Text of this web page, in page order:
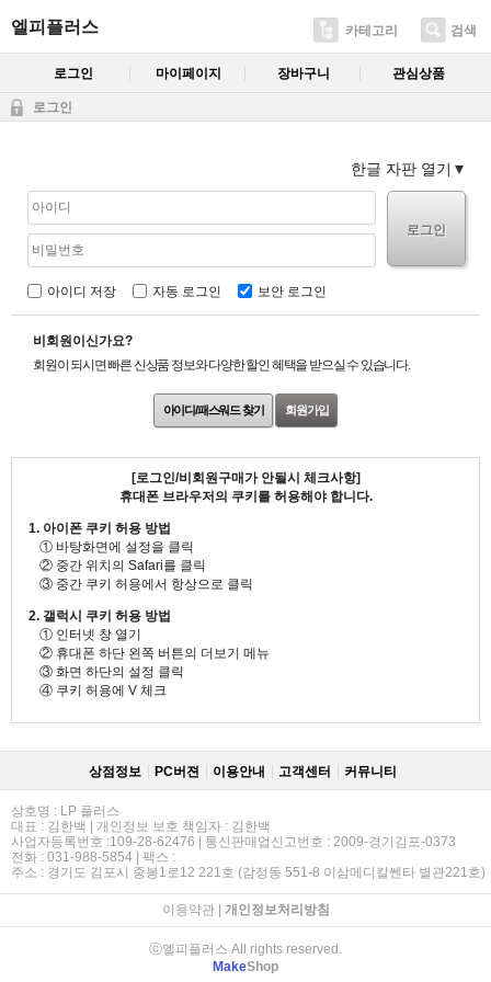
엘피플러스 카테고리 검색
로그인 마이페이지 장바구니 관심상품
로그인
한글 자판 열기
로그인
아이디 저장 자동 로그인 보안 로그인
비회원이신가요?
회원이 되시면 빠른 신상품 정보와 다양한 할인 혜택을 받으실 수 있습니다.
아이디/패스워드 찾기 회원가입
[로그인/비회원구매가 안될시 체크사항]
휴대폰 브라우저의 쿠키를 허용해야 합니다.
1. 아이폰 쿠키 허용 방법
① 바탕화면에 설정을 클릭
② 중간 위치의 Safari를 클릭
③ 중간 쿠키 허용에서 항상으로 클릭
2. 갤럭시 쿠키 허용 방법
① 인터넷 창 열기
② 휴대폰 하단 왼쪽 버튼의 더보기 메뉴
③ 화면 하단의 설정 클릭
④ 쿠키 허용에 V 체크
상점정보 PC버젼 이용안내 고객센터 커뮤니티
상호명 : LP 플러스
대표 : 김한백 | 개인정보 보호 책임자 : 김한백
사업자등록번호 :109-28-62476 | 통신판매업신고번호 : 2009-경기김포-0373
전화 : 031-988-5854 | 팩스 :
주소 : 경기도 김포시 중봉1로12 221호 (감정동 551-8 이삼메디칼쎈타 별관221호)
이용약관| 개인정보처리방침
ⓒ엘피플러스 All rights reserved.
MakeShop